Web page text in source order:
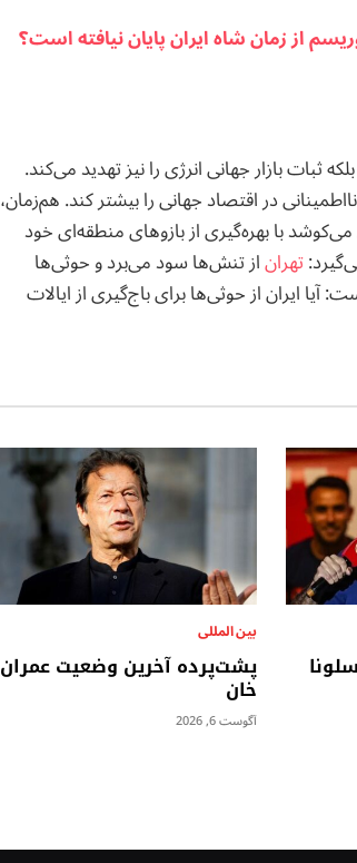
از زمان شاه ایران پایان نیافته است؟
ثبات بازار جهانی انرژی را نیز تهدید می‌کند.
در اقتصاد جهانی را بیشتر کند. هم‌زمان،
با بهره‌گیری از بازوهای منطقه‌ای خود
تهراناز تنش‌ها سود می‌برد و حوثی‌ها
ایران از حوثی‌ها برای باج‌گیری از ایالات
بين المللى
پشت‌پرده آخرین وضعیت عمران
خان
آگوست 6, 2026